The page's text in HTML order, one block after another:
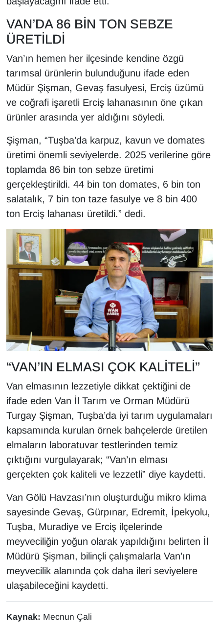
VAN’DA 86 BİN TON SEBZE
ÜRETİLDİ
Van’ın hemen her ilçesinde kendine özgü
tarımsal ürünlerin bulunduğunu ifade eden
Müdür Şişman, Gevaş fasulyesi, Erciş üzümü
ve coğrafi işaretli Erciş lahanasının öne çıkan
ürünler arasında yer aldığını söyledi.
Şişman, “Tuşba’da karpuz, kavun ve domates
üretimi önemli seviyelerde. 2025 verilerine göre
toplamda 86 bin ton sebze üretimi
gerçekleştirildi. 44 bin ton domates, 6 bin ton
salatalık, 7 bin ton taze fasulye ve 8 bin 400
ton Erciş lahanası üretildi.” dedi.
“VAN’IN ELMASI ÇOK KALİTELİ”
Van elmasının lezzetiyle dikkat çektiğini de
ifade eden Van İl Tarım ve Orman Müdürü
Turgay Şişman, Tuşba’da iyi tarım uygulamaları
kapsamında kurulan örnek bahçelerde üretilen
elmaların laboratuvar testlerinden temiz
çıktığını vurgulayarak; “Van’ın elması
gerçekten çok kaliteli ve lezzetli” diye kaydetti.
Van Gölü Havzası’nın oluşturduğu mikro klima
sayesinde Gevaş, Gürpınar, Edremit, İpekyolu,
Tuşba, Muradiye ve Erciş ilçelerinde
meyveciliğin yoğun olarak yapıldığını belirten İl
Müdürü Şişman, bilinçli çalışmalarla Van’ın
meyvecilik alanında çok daha ileri seviyelere
ulaşabileceğini kaydetti.
Kaynak: Mecnun Çali